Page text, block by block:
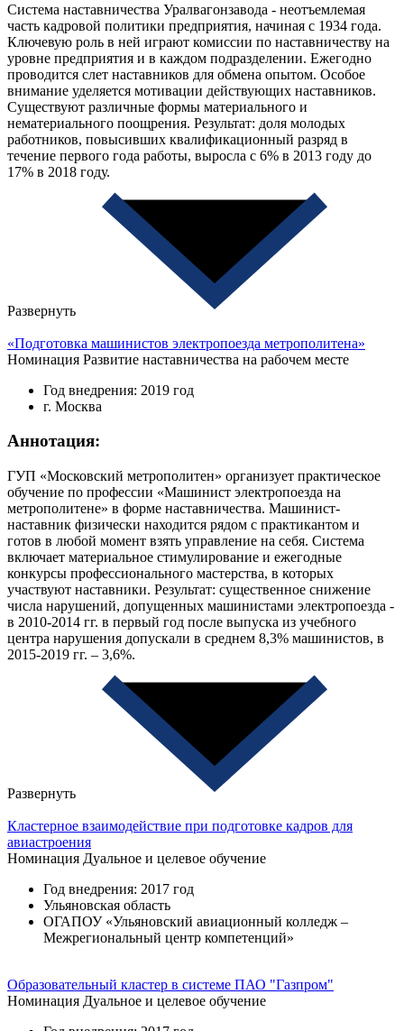
Система наставничества Уралвагонзавода - неотъемлемая
часть кадровой политики предприятия, начиная с 1934 года.
Ключевую роль в ней играют комиссии по наставничеству на
уровне предприятия и в каждом подразделении. Ежегодно
проводится слет наставников для обмена опытом. Особое
внимание уделяется мотивации действующих наставников.
Существуют различные формы материального и
нематериального поощрения. Результат: доля молодых
работников, повысивших квалификационный разряд в
течение первого года работы, выросла с 6% в 2013 году до
17% в 2018 году.
Развернуть
«Подготовка машинистов электропоезда метрополитена»
Номинация Развитие наставничества на рабочем месте
Год внедрения: 2019 год
г. Москва
Аннотация:
ГУП «Московский метрополитен» организует практическое
обучение по профессии «Машинист электропоезда на
метрополитене» в форме наставничества. Машинист-
наставник физически находится рядом с практикантом и
готов в любой момент взять управление на себя. Система
включает материальное стимулирование и ежегодные
конкурсы профессионального мастерства, в которых
участвуют наставники. Результат: существенное снижение
числа нарушений, допущенных машинистами электропоезда -
в 2010-2014 гг. в первый год после выпуска из учебного
центра нарушения допускали в среднем 8,3% машинистов, в
2015-2019 гг. – 3,6%.
Развернуть
Кластерное взаимодействие при подготовке кадров для
авиастроения
Номинация Дуальное и целевое обучение
Год внедрения: 2017 год
Ульяновская область
ОГАПОУ «Ульяновский авиационный колледж –
Межрегиональный центр компетенций»
Образовательный кластер в системе ПАО "Газпром"
Номинация Дуальное и целевое обучение